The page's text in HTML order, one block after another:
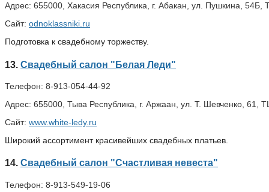
Адрес: 655000, Хакасия Республика, г. Абакан, ул. Пушкина,
Сайт: odnoklassniki.ru
Подготовка к свадебному торжеству.
13. Свадебный салон "Белая Леди"
Телефон: 8-913-054-44-92
Адрес: 655000, Тыва Республика, г. Аржаан, ул. Т. Шевченко, 61,
Сайт: www.white-ledy.ru
Широкий ассортимент красивейших свадебных платьев.
14. Свадебный салон "Счастливая невеста"
Телефон: 8-913-549-19-06